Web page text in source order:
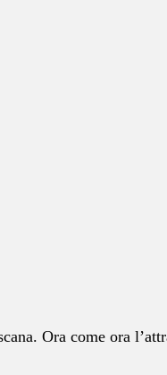
Ora come ora